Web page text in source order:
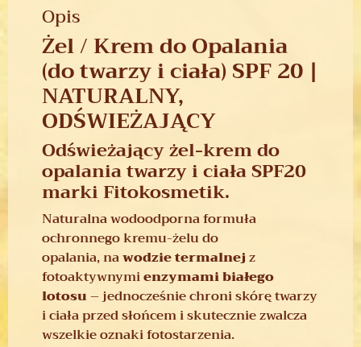
Opis
Żel / Krem do Opalania
(do twarzy i ciała) SPF 20 |
NATURALNY,
ODŚWIEŻAJĄCY
Odświeżający żel-krem do
opalania twarzy i ciała SPF20
marki Fitokosmetik.
Naturalna wodoodporna formuła
ochronnego kremu-żelu do
opalania, nawodzie termalnejz
fotoaktywnymienzymami białego
lotosu– jednocześnie chroni skórę twarzy
i ciała przed słońcem i skutecznie zwalcza
wszelkie oznaki fotostarzenia.